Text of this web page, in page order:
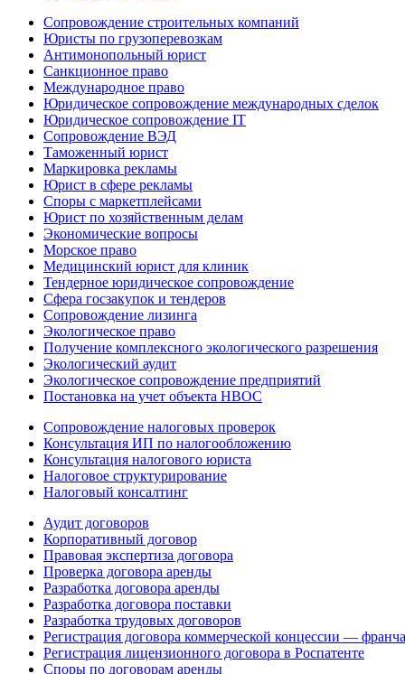
Сопровождение строительных компаний
Юристы по грузоперевозкам
Антимонопольный юрист
Санкционное право
Международное право
Юридическое сопровождение международных сделок
Юридическое сопровождение IT
Сопровождение ВЭД
Таможенный юрист
Маркировка рекламы
Юрист в сфере рекламы
Споры с маркетплейсами
Юрист по хозяйственным делам
Экономические вопросы
Морское право
Медицинский юрист для клиник
Тендерное юридическое сопровождение
Сфера госзакупок и тендеров
Сопровождение лизинга
Экологическое право
Получение комплексного экологического разрешения
Экологический аудит
Экологическое сопровождение предприятий
Постановка на учет объекта НВОС
Сопровождение налоговых проверок
Консультация ИП по налогообложению
Консультация налогового юриста
Налоговое структурирование
Налоговый консалтинг
Аудит договоров
Корпоративный договор
Правовая экспертиза договора
Проверка договора аренды
Разработка договора аренды
Разработка договора поставки
Разработка трудовых договоров
Регистрация договора коммерческой концессии —
Регистрация лицензионного договора в Роспатенте
Споры по договорам аренды